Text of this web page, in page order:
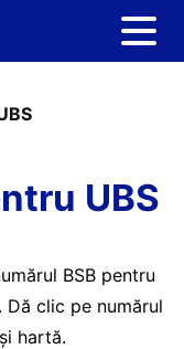
UBS
BSB pentru
Dă clic pe numărul
hartă.